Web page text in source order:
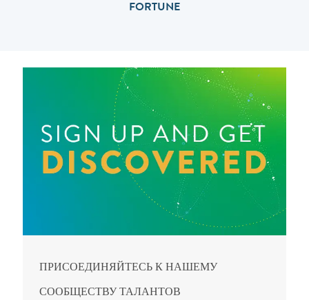
FORTUNE
ПРИСОЕДИНЯЙТЕСЬ К НАШЕМУ
СООБЩЕСТВУ ТАЛАНТОВ